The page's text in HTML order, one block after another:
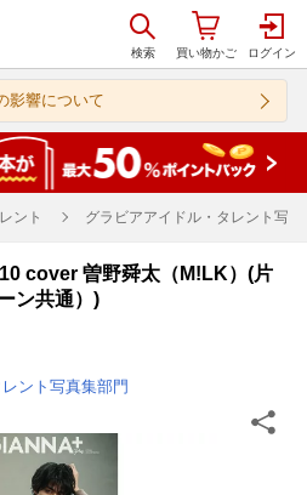
影響について
ント グラビアアイドル・タレント写真
cover 曽野舜太（M!LK）(片
ン共通）)
ント写真集部門